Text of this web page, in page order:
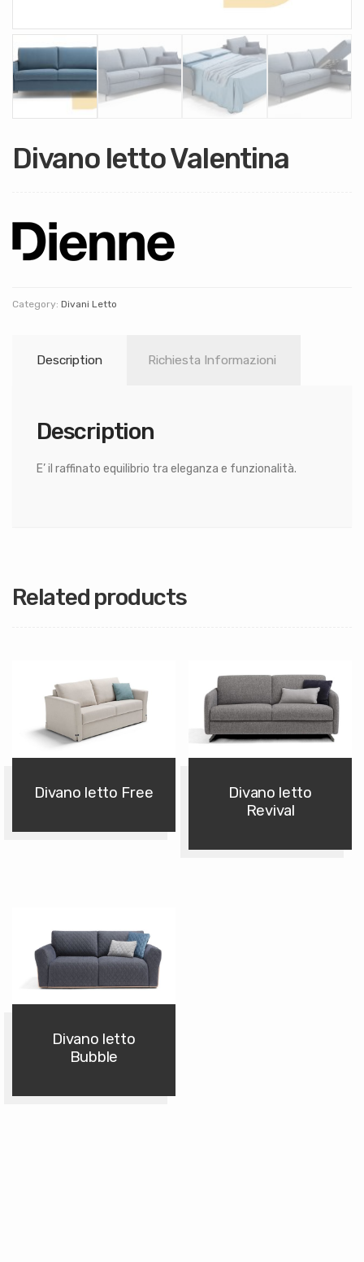
Divano letto Valentina
Category: Divani Letto
Description Richiesta Informazioni
Description
E’ il raffinato equilibrio tra eleganza e funzionalità.
Related products
Divano letto Free
Divano letto
Revival
Divano letto
Bubble